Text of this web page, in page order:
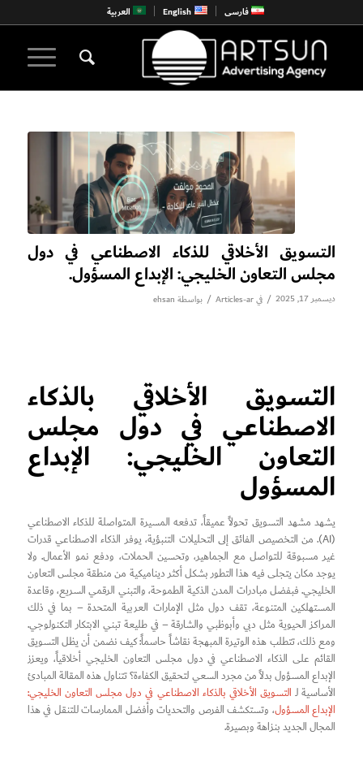
فارسی English العربية
التسويق الأخلاقي للذكاء الاصطناعي في دول
مجلس التعاون الخليجي: الإبداع المسؤول.
ديسمبر 17, 2025 / فيArticles-ar
/ بواسطة ehsan
التسويق الأخلاقي بالذكاء
الاصطناعي في دول مجلس
التعاون الخليجي: الإبداع
المسؤول
يشهد مشهد التسويق تحولاً عميقاً، تدفعه المسيرة المتواصلة للذكاء الاصطناعي
(AI). من التخصيص الفائق إلى التحليلات التنبؤية، يوفر الذكاء الاصطناعي قدرات
غير مسبوقة للتواصل مع الجماهير، وتحسين الحملات، ودفع نمو الأعمال. ولا
يوجد مكان يتجلى فيه هذا التطور بشكل أكثر ديناميكية من منطقة مجلس التعاون
الخليجي. فبفضل مبادرات المدن الذكية الطموحة، والتبني الرقمي السريع، وقاعدة
المستهلكين المتنوعة، تقف دول مثل الإمارات العربية المتحدة – بما في ذلك
المراكز الحيوية مثل دبي وأبوظبي والشارقة – في طليعة تبني الابتكار التكنولوجي.
ومع ذلك، تتطلب هذه الوتيرة المبهجة نقاشاً حاسماً: كيف نضمن أن يظل التسويق
القائم على الذكاء الاصطناعي في دول مجلس التعاون الخليجي أخلاقياً، ويعزز
الإبداع المسؤول بدلاً من مجرد السعي لتحقيق الكفاءة؟ تتناول هذه المقالة المبادئ
الأساسية لـ التسويق الأخلاقي بالذكاء الاصطناعي في دول مجلس التعاون الخليجي:
الإبداع المسؤول، وتستكشف الفرص والتحديات وأفضل الممارسات للتنقل في هذا
المجال الجديد بنزاهة وبصيرة.